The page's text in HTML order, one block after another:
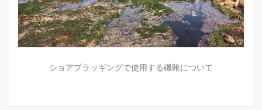
ショアプラッギングで使用する磯靴について